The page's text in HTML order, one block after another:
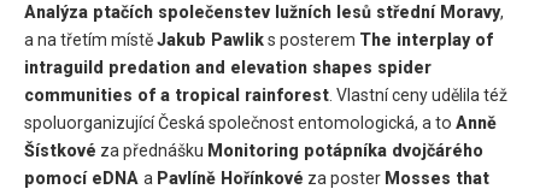
Analýza ptačích společenstev lužních lesů střední Moravy,
a na třetím místěJakub Pawliks posterem The interplay of
intraguild predation and elevation shapes spider
communities of a tropical rainforest . Vlastní ceny udělila též
spoluorganizující Česká společnost entomologická, a to Anně
Šístkové za přednášku Monitoring potápníka dvojčárého
pomocí eDNA a Pavlíně Hořínkové za poster Mosses that